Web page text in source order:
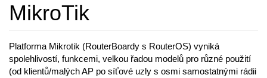
MikroTik
Platforma Mikrotik (RouterBoardy s RouterOS) vyniká
spolehlivostí, funkcemi, velkou řadou modelů pro různé použití
(od klientů/malých AP po síťové uzly s osmi samostatnými rádii